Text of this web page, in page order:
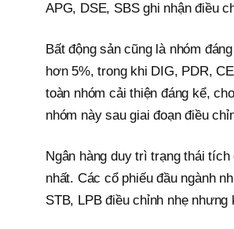
APG, DSE, SBS ghi nhận điều
Bất động sản cũng là nhóm
hơn 5%, trong khi DIG, PDR,
toàn nhóm cải thiện đáng kể,
nhóm này sau giai đoạn điều
Ngân hàng duy trì trạng thái
nhất. Các cổ phiếu đầu ngành
STB, LPB điều chỉnh nhẹ nhưng